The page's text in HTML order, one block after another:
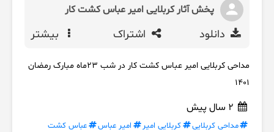
پخش آثار کربلایی امیر عباس کشت کار
دانلود اشتراک بیشتر
مداحی کربلایی امیر عباس کشت کار در شب ۲۳ماه مبارک رمضان
1401
مداحی کربلایی کربلایی امیر امیر عباس عباس کشت